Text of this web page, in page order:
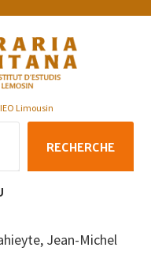
Limousin
RECHERCHE
Jean-Michel